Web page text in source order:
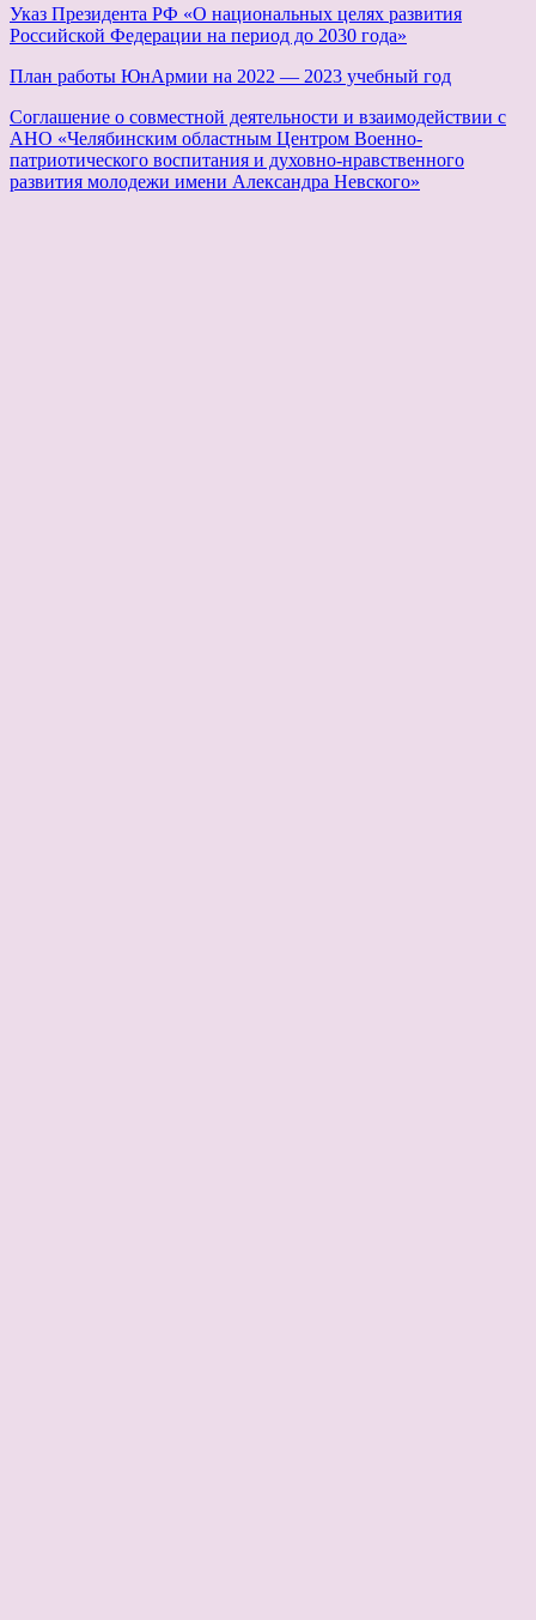
Указ Президента РФ «О национальных целях развития
Российской Федерации на период до 2030 года»
План работы ЮнАрмии на 2022 — 2023 учебный год
Соглашение о совместной деятельности и взаимодействии с
АНО «Челябинским областным Центром Военно-
патриотического воспитания и духовно-нравственного
развития молодежи имени Александра Невского»